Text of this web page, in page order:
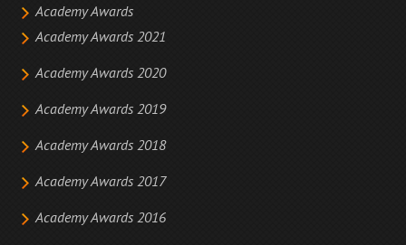
Academy Awards
Academy Awards 2021
Academy Awards 2020
Academy Awards 2019
Academy Awards 2018
Academy Awards 2017
Academy Awards 2016